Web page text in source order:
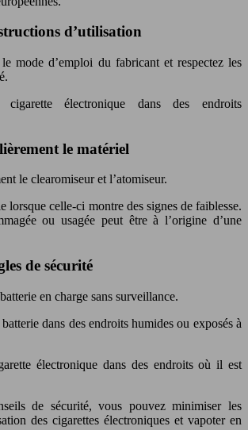
d’utilisation
mode d’emploi du fabricant et respectez les
électronique dans des endroits
le matériel
le clearomiseur et l’atomiseur.
lorsque celle-ci montre des signes de faiblesse.
ou usagée peut être à l’origine d’une
de sécurité
en charge sans surveillance.
dans des endroits humides ou exposés à
électronique dans des endroits où il est
de sécurité, vous pouvez minimiser les
des cigarettes électroniques et vapoter en